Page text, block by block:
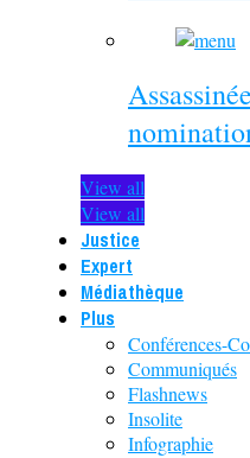
View all
View all
Justice
Expert
Médiathèque
Plus
Conférences-
Communiqués
Flashnews
Insolite
Infographie